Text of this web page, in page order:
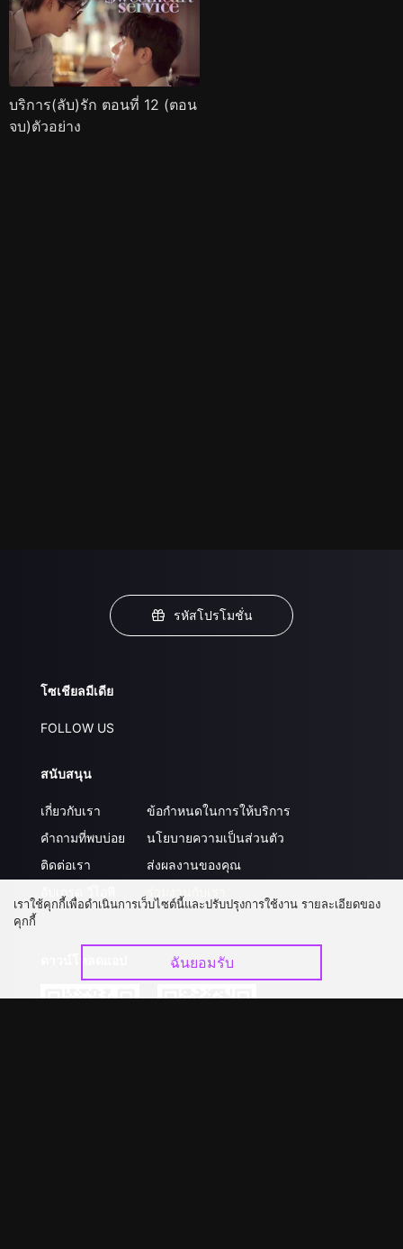
บริการ(ลับ)รัก ตอนที่ 12 (ตอน
จบ)ตัวอย่าง
รหัสโปรโมชั่น
โซเชียลมีเดีย
FOLLOW US
สนับสนุน
เกี่ยวกับเรา
คำถามที่พบบ่อย
ติดต่อเรา
ข้อกำหนดในการให้บริการ
นโยบายความเป็นส่วนตัว
ส่งผลงานของคุณ
เราใช้คุกกี้เพื่อดำเนินการเว็บไซต์นี้และปรับปรุงการใช้งาน รายละเอียดของ
คุกกี้
ฉันยอมรับ